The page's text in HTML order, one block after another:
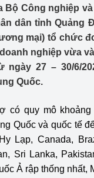
Hoạt
Công
Chuyển
Bản tin
Phát triển
Phát triển
Bộ Công nghiệp
dân tỉnh Quảng
mại) tổ chức
nghiệp vừa
ngày 27 – 30/6/
Quốc.
có quy mô
Quốc và quốc tế
Lạp, Canada,
Sri Lanka,
Ả rập thống nhất,